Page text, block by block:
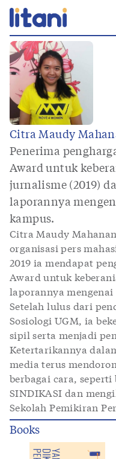
Citra Maudy
Penerima
Award untuk
jurnalisme (2019)
laporannya
kampus.
Citra Maudy
organisasi pers
2019 ia mendapat
Award untuk
laporannya
Setelah lulus dari
Sosiologi UGM, ia
sipil serta menjadi
Ketertarikannya
media terus
berbagai cara,
SINDIKASI dan
Sekolah Pemikiran
Books